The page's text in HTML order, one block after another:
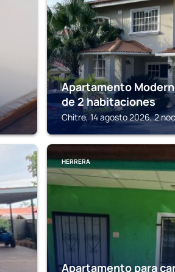
Apartamento
de 2 habitaciones
Chitre, 14 agosto 2026, 2
HERRERA
Apartamento para